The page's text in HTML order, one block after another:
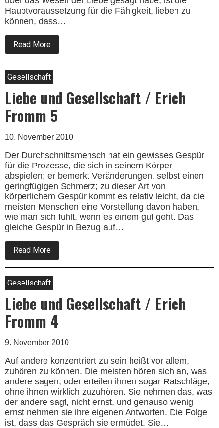
Hauptvoraussetzung für die Fähigkeit, lieben zu
können, dass…
Read More
Liebe
und
/
Erich
Fromm
6
Gesellschaft
Liebe und Gesellschaft / Erich
Fromm 5
10. November 2010
Der Durchschnittsmensch hat ein gewisses Gespür
für die Prozesse, die sich in seinem Körper
abspielen; er be­merkt Veränderungen, selbst einen
geringfügigen Schmerz; zu dieser Art von
körperlichem Gespür kommt es relativ leicht, da die
meisten Menschen eine Vorstellung da­von haben,
wie man sich fühlt, wenn es einem gut geht. Das
gleiche Gespür in Bezug auf…
Read More
Liebe
und
/
Erich
Fromm
5
Gesellschaft
Liebe und Gesellschaft / Erich
Fromm 4
9. November 2010
Auf andere konzentriert zu sein heißt vor allem,
zuhören zu können. Die meisten hören sich an, was
andere sagen, oder erteilen ihnen sogar Ratschläge,
ohne ihnen wirklich zuzuhören. Sie nehmen das, was
der andere sagt, nicht ernst, und genauso wenig
ernst nehmen sie ihre eigenen Antworten. Die Folge
ist, dass das Gespräch sie ermüdet. Sie…